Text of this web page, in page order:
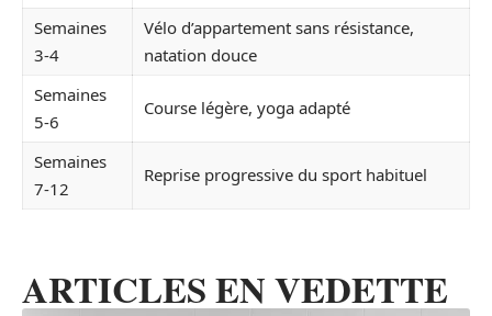
Semaines
3-4
Vélo d’appartement sans résistance,
natation douce
Semaines
5-6
Course légère, yoga adapté
Semaines
7-12
Reprise progressive du sport habituel
ARTICLES EN VEDETTE